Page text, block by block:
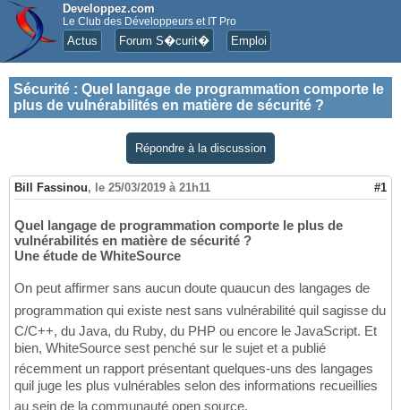
Developpez.com
Le Club des Développeurs et IT Pro
Actus Forum S�curit� Emploi
Sécurité : Quel langage de programmation comporte le
plus de vulnérabilités en matière de sécurité ?
Répondre à la discussion
Bill Fassinou, le 25/03/2019 à 21h11 #1
Quel langage de programmation comporte le plus de
vulnérabilités en matière de sécurité ?
Une étude de WhiteSource
On peut affirmer sans aucun doute quaucun des langages de
programmation qui existe nest sans vulnérabilité quil sagisse du
C/C++, du Java, du Ruby, du PHP ou encore le JavaScript. Et
bien, WhiteSource sest penché sur le sujet et a publié
récemment un rapport présentant quelques-uns des langages
quil juge les plus vulnérables selon des informations recueillies
au sein de la communauté open source.